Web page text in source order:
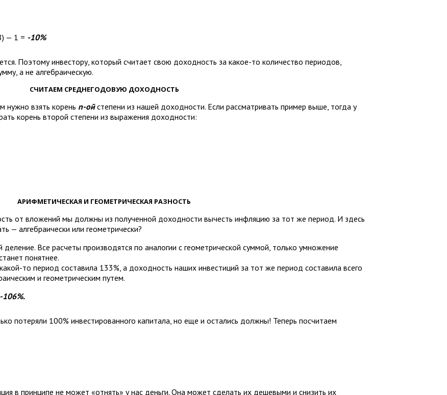
— 1 = -10%
Поэтому инвестору, который считает свою доходность за какое-то количество периодов,
а не алгебраическую.
СЧИТАЕМ СРЕДНЕГОДОВУЮ ДОХОДНОСТЬ
нужно взять корень n-ойстепени из нашей доходности. Если рассматривать пример выше, тогда у
корень второй степени из выражения доходности:
АРИФМЕТИЧЕСКАЯ И ГЕОМЕТРИЧЕСКАЯ РАЗНОСТЬ
от вложений мы должны из полученной доходности вычесть инфляцию за тот же период. И здесь
— алгебраически или геометрически?
деление. Все расчеты производятся по аналогии с геометрической суммой, только умножение
понятнее.
то период составила 133%, а доходность наших инвестиций за тот же период составила всего
и геометрическим путем.
106%.
потеряли 100% инвестированного капитала, но еще и остались должны! Теперь посчитаем
в принципе не может «отнять» у нас деньги. Она может сделать их дешевыми и снизить их